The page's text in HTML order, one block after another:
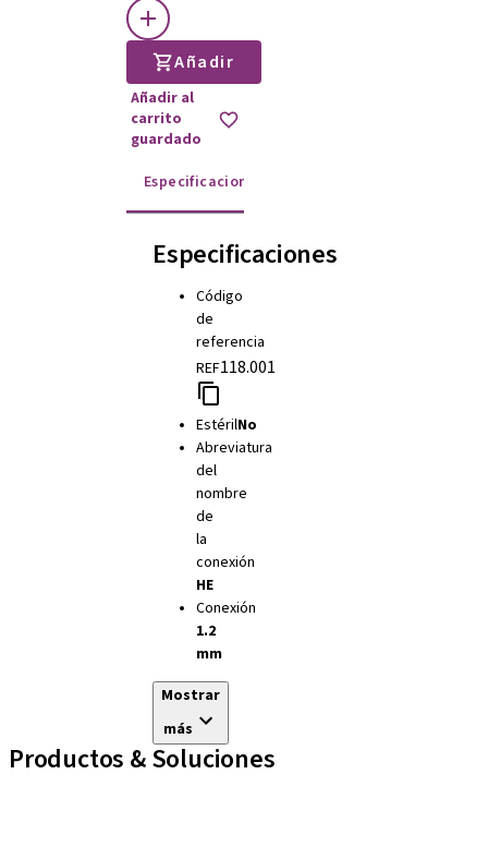
Añadir
Añadir al
carrito
guardado
Especificaciones
Especificaciones
Código
de
referencia
REF118.001
EstérilNo
Abreviatura
del
nombre
de
la
conexión
HE
Conexión
1.2
mm
Mostrar
más
Productos & Soluciones